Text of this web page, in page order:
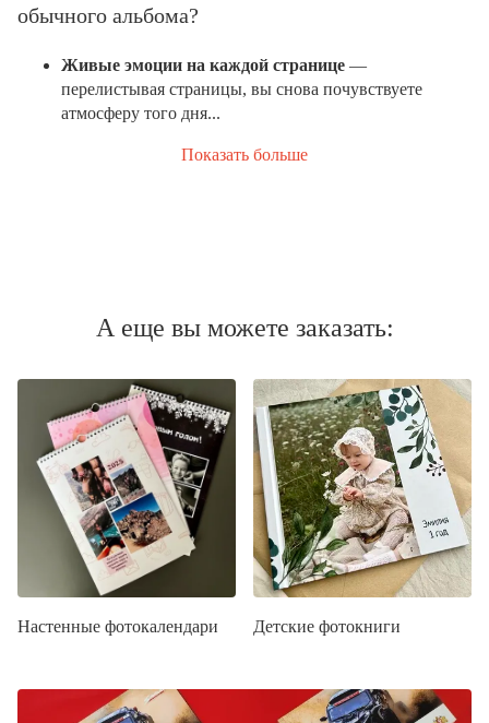
обычного альбома?
Живые эмоции на каждой странице —
перелистывая страницы, вы снова почувствуете
атмосферу того дня...
Показать больше
А еще вы можете заказать:
Настенные фотокалендари Детские фотокниги